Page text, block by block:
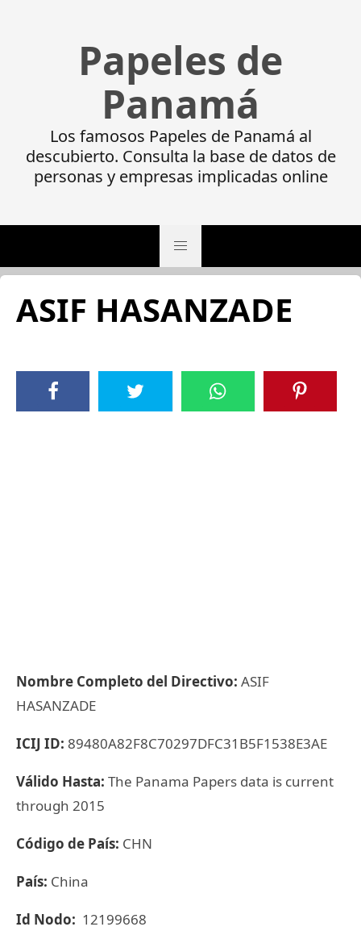
Papeles de
Panamá
Los famosos Papeles de Panamá al
descubierto. Consulta la base de datos de
personas y empresas implicadas online
ASIF HASANZADE
Nombre Completo del Directivo: ASIF
HASANZADE
ICIJ ID: 89480A82F8C70297DFC31B5F1538E3AE
Válido Hasta: The Panama Papers data is current
through 2015
Código de País: CHN
País: China
Id Nodo: 12199668